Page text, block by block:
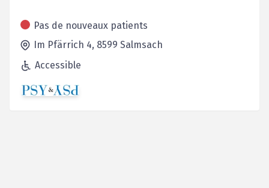
Pas de nouveaux patients
Im Pfärrich 4, 8599 Salmsach
Accessible